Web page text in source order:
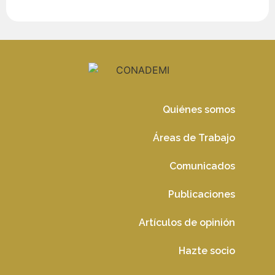
Quiénes somos
Áreas de Trabajo
Comunicados
Publicaciones
Artículos de opinión
Hazte socio